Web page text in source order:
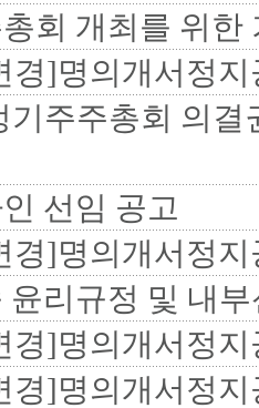
회 개최를 위한
경]명의개서정지
기주주총회 의
선임 공고
경]명의개서정지
윤리규정 및 내
경]명의개서정지
경]명의개서정지